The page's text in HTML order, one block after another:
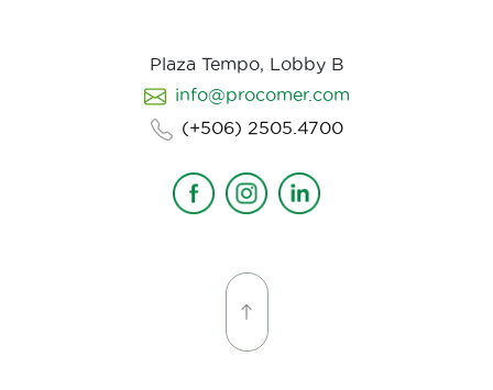
Plaza Tempo, Lobby B
info@procomer.com
(+506) 2505.4700